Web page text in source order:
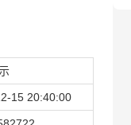
15 20:40:00